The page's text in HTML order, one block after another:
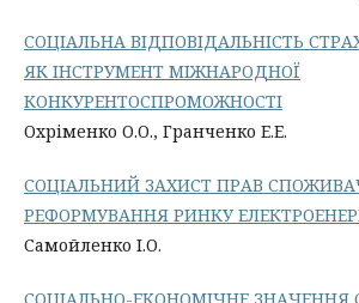
СОЦІАЛЬНА ВІДПОВІДАЛЬНІСТЬ
ЯК ІНСТРУМЕНТ МІЖНАРОДНОЇ
КОНКУРЕНТОСПРОМОЖНОСТІ
Охріменко О.О., Гранченко Е.Е.
СОЦІАЛЬНИЙ ЗАХИСТ ПРАВ
РЕФОРМУВАННЯ РИНКУ
Самойленко І.О.